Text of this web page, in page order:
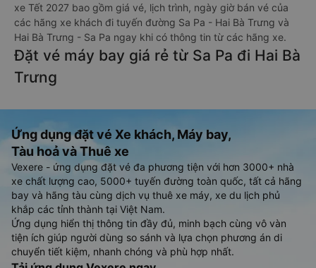
xe Tết 2027 bao gồm giá vé, lịch trình, ngày giờ bán vé của
các hãng xe khách đi tuyến đường Sa Pa - Hai Bà Trưng và
Hai Bà Trưng - Sa Pa ngay khi có thông tin từ các hãng xe.
Đặt vé máy bay giá rẻ từ Sa Pa đi Hai Bà
Trưng
Ứng dụng đặt vé Xe khách, Máy bay,
Tàu hoả và Thuê xe
Vexere - ứng dụng đặt vé đa phương tiện với hơn 3000+ nhà
xe chất lượng cao, 5000+ tuyến đường toàn quốc, tất cả hãng
bay và hãng tàu cùng dịch vụ thuê xe máy, xe du lịch phủ
khắp các tỉnh thành tại Việt Nam.
Ứng dụng hiển thị thông tin đầy đủ, minh bạch cùng vô vàn
tiện ích giúp người dùng so sánh và lựa chọn phương án di
chuyển tiết kiệm, nhanh chóng và phù hợp nhất.